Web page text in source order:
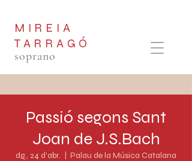
MIREIA
TARRAGÓ
soprano
Passió segons Sant
Joan de J.S.Bach
dg., 24 d’abr. Palau de la Música Catalana